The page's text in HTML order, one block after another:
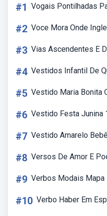
#1 Vogais Pontilhadas
#2 Voce Mora Onde
#3 Vias Ascendentes E
#4 Vestidos Infantil De
#5 Vestido Maria Bonita
#6 Vestido Festa Junina
#7 Vestido Amarelo
#8 Versos De Amor E
#9 Verbos Modais Mapa
#10 Verbo Haber Em